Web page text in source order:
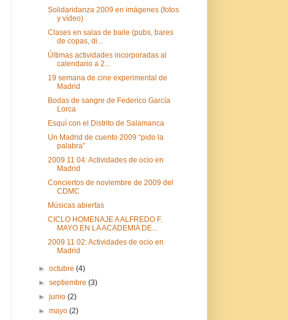
Solidaridanza 2009 en imágenes (fotos
y vídeo)
Clases en salas de baile (pubs, bares
de copas, di...
Últimas actividades incorporadas al
calendario a 2...
19 semana de cine experimental de
Madrid
Bodas de sangre de Federico García
Lorca
Esquí con el Distrito de Salamanca
Un Madrid de cuento 2009 “pido la
palabra”
2009 11 04: Actividades de ocio en
Madrid
Conciertos de noviembre de 2009 del
CDMC
Músicas abiertas
CICLO HOMENAJE A ALFREDO F.
MAYO EN LA ACADEMIA DE...
2009 11 02: Actividades de ocio en
Madrid
►octubre(4)
►septiembre(3)
►junio(2)
►mayo(2)